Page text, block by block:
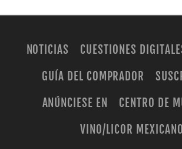
NOTICIAS CUESTIONES
GUÍA DEL COMPRADOR
ANÚNCIESE EN
CENTRO DE
VINO/LICOR MEXICANO